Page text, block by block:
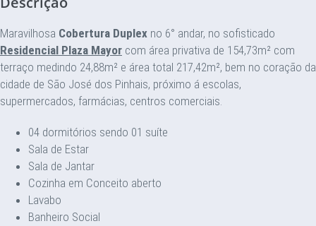
Maravilhosa Cobertura Duplex no 6° andar, no sofisticado
Residencial Plaza Mayor com área privativa de 154,73m² com
terraço medindo 24,88m² e área total 217,42m², bem no coração da
cidade de São José dos Pinhais, próximo á escolas,
supermercados, farmácias, centros comerciais.
04 dormitórios sendo 01 suíte
Sala de Estar
Sala de Jantar
Cozinha em Conceito aberto
Lavabo
Banheiro Social